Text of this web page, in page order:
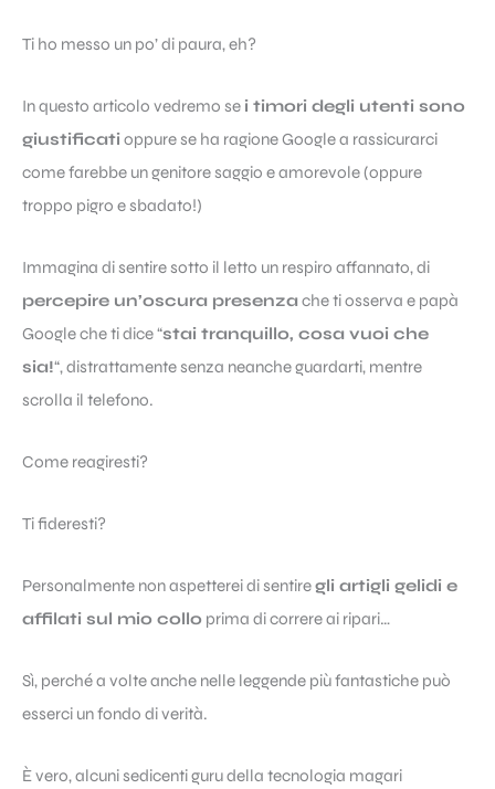
Ti ho messo un po’ di paura, eh?
In questo articolo vedremo se i timori degli utenti sono
giustificatioppure se ha ragione Google a rassicurarci
come farebbe un genitore saggio e amorevole (oppure
troppo pigro e sbadato!)
Immagina di sentire sotto il letto un respiro affannato, di
percepire un’oscura presenzache ti osserva e papà
Google che ti dice “stai tranquillo, cosa vuoi che
sia!“, distrattamente senza neanche guardarti, mentre
scrolla il telefono.
Come reagiresti?
Ti fideresti?
Personalmente non aspetterei di sentiregli artigli gelidi e
affilati sul mio collo prima di correre ai ripari…
Sì, perché a volte anche nelle leggende più fantastiche può
esserci un fondo di verità.
È vero, alcuni sedicenti guru della tecnologia magari